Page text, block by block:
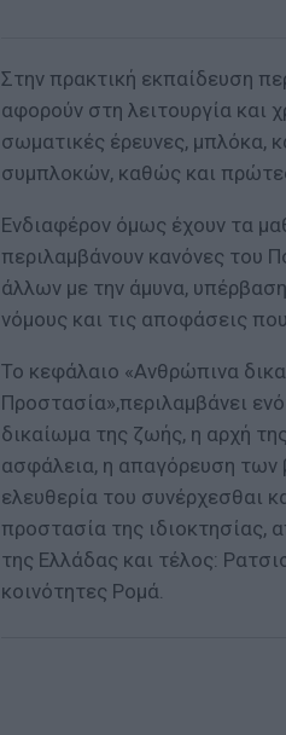
Στην πρακτική εκπαίδευση
αφορούν στη λειτουργία και
σωματικές έρευνες, μπλόκα,
συμπλοκών, καθώς και
Ενδιαφέρον όμως έχουν τα
περιλαμβάνουν κανόνες του
άλλων με την άμυνα,
νόμους και τις αποφάσεις
Το κεφάλαιο «Ανθρώπινα
Προστασία»,περιλαμβάνει
δικαίωμα της ζωής, η αρχή
ασφάλεια, η απαγόρευση των
ελευθερία του συνέρχεσθαι
προστασία της ιδιοκτησίας,
της Ελλάδας και τέλος:
κοινότητες Ρομά.